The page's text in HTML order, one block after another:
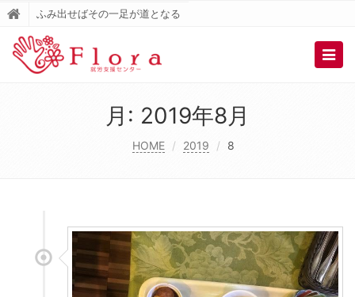
ふみ出せばその一足が道となる
月: 2019年8月
HOME 2019 8